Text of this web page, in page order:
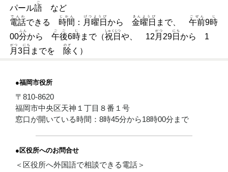
パール語
ご
など
電話
でんわ
できる 時間
じかん
： 月曜日
げつようび
から 金曜日
きんようび
まで、 午前
ごぜん
9時
じ
00分
ふん
から 午後
ごご
6時
じ
まで（祝日
しゅくじつ
や、 12 月
がつ
29日
にち
から 1
月
がつ
3日
にち
までを 除
のぞ
く）
●福岡市役所
〒810-8620
福岡市中央区天神１丁目８番１号
窓口が開いている時間：8時45分から18時00分まで
●区役所へのお問合せ
＜区役所へ外国語で相談できる電話＞